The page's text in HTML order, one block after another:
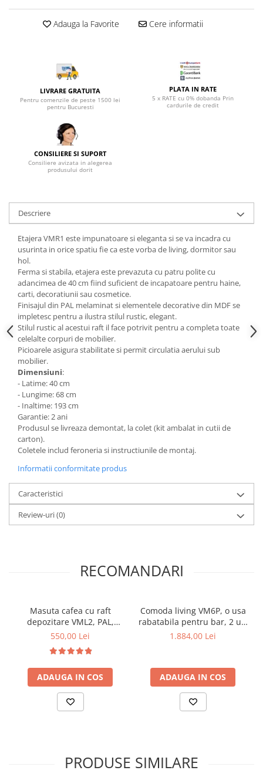
Top saltele memory 5 cm
Saltele ieftine
Saltele cu plasa de arcuri
Saltele cu spuma
Scaune manager
Mobilier bucatarie
Mobila bucatarie
Seturi mese si scaune bucatarie
Mobilier hol
Suporturi si rafturi pantofi
Portmantouri
Pantofare
Suport pentru umerase
Cuiere
Mobilier gradinita
Mese gradinita
Scaune gradinita
Set mese si scaune gradinita
Mobilier copii
Mobila camera copii
Scaune birou pentru copii
Saltele patuturi copii
Paturi copii
Masa si scaune gradinita
Seturi comode living si dormitor
Adauga la Favorite Cere informatii
LIVRARE GRATUITA
Pentru comenzile de peste 1500 lei
pentru Bucuresti
PLATA IN RATE
5 x RATE cu 0% dobanda Prin
cardurile de credit
CONSILIERE SI SUPORT
Consiliere avizata in alegerea
produsului dorit
Descriere
Etajera VMR1 este impunatoare si eleganta si se va incadra cu
usurinta in orice spatiu fie ca este vorba de living, dormitor sau
hol.
Ferma si stabila, etajera este prevazuta cu patru polite cu
adancimea de 40 cm fiind suficient de incapatoare pentru haine,
carti, decoratiunii sau cosmetice.
Finisajul din PAL melaminat si elementele decorative din MDF se
impletesc pentru a ilustra stilul rustic, elegant.
Stilul rustic al acestui raft il face potrivit pentru a completa toate
celelalte corpuri de mobilier.
Picioarele asigura stabilitate si permit circulatia aerului sub
mobilier.
Dimensiuni:
- Latime: 40 cm
- Lungime: 68 cm
- Inaltime: 193 cm
Garantie: 2 ani
Produsul se livreaza demontat, la colet (kit ambalat in cutii de
carton).
Coletele includ feroneria si instructiunile de montaj.
Informatii conformitate produs
Caracteristici
Review-uri(0)
RECOMANDARI
Masuta cafea cu raft
depozitare VML2, PAL,
insertii MDF, 125x65x53 cm,
550,00 Lei
ADAUGA IN COS
Comoda living VM6P, o usa
rabatabila pentru bar, 2 usi
fixe, 3 sertare, Pal
1.884,00 Lei
ADAUGA IN COS
PRODUSE SIMILARE